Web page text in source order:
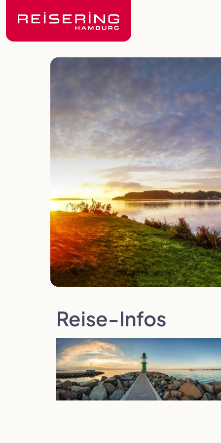
reisering-hamburg.de
Reiseländer
Andorra
Griechenland Irland
Slowenien Spanien
Saisonreisen
Flusskreuzfahrten
Begleitete Flugreisen
Sonderreisen
Kultur- & Festspielreisen
Reise-Infos